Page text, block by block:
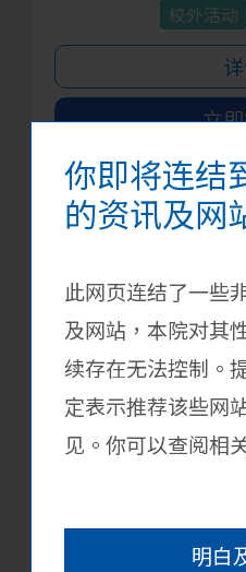
你即将连结
的资讯及网
此网页连结了一些
及网站，本院对其
续存在无法控制。
定表示推荐该些网
见。你可以查阅相
明白
校外活动
立
6月11日
[新界青
－ 香港
校外活动
立